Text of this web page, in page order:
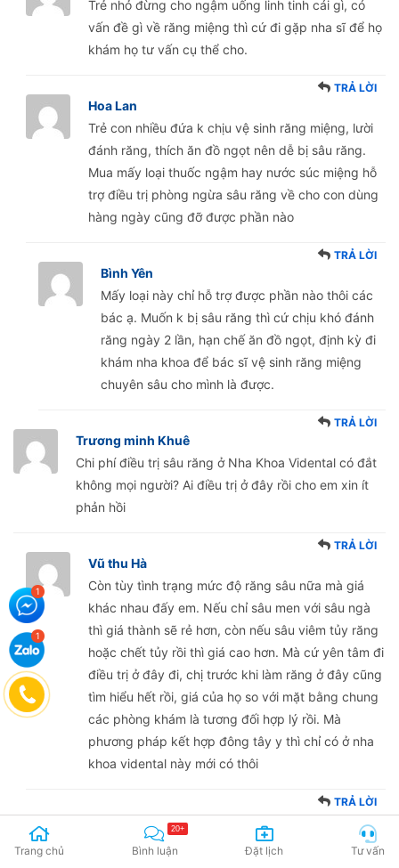
Trẻ nhỏ đừng cho ngậm uống linh tinh cái gì, có
vấn đề gì về răng miệng thì cứ đi gặp nha sĩ để họ
khám họ tư vấn cụ thể cho.
Hoa Lan
TRẢ LỜI
Trẻ con nhiều đứa k chịu vệ sinh răng miệng, lười
đánh răng, thích ăn đồ ngọt nên dễ bị sâu răng.
Mua mấy loại thuốc ngậm hay nước súc miệng hỗ
trợ điều trị phòng ngừa sâu răng về cho con dùng
hàng ngày cũng đỡ được phần nào
Bình Yên
TRẢ LỜI
Mấy loại này chỉ hỗ trợ được phần nào thôi các
bác ạ. Muốn k bị sâu răng thì cứ chịu khó đánh
răng ngày 2 lần, hạn chế ăn đồ ngọt, định kỳ đi
khám nha khoa để bác sĩ vệ sinh răng miệng
chuyên sâu cho mình là được.
Trương minh Khuê
TRẢ LỜI
Chi phí điều trị sâu răng ở Nha Khoa Vidental có đắt
không mọi người? Ai điều trị ở đây rồi cho em xin ít
phản hồi
Vũ thu Hà
TRẢ LỜI
Còn tùy tình trạng mức độ răng sâu nữa mà giá
khác nhau đấy em. Nếu chỉ sâu men với sâu ngà
thì giá thành sẽ rẻ hơn, còn nếu sâu viêm tủy răng
hoặc chết tủy rồi thì giá cao hơn. Mà cứ yên tâm đi
điều trị ở đây đi, chị trước khi làm răng ở đây cũng
tìm hiểu hết rồi, giá của họ so với mặt bằng chung
các phòng khám là tương đối hợp lý rồi. Mà
phương pháp kết hợp đông tây y thì chỉ có ở nha
khoa vidental này mới có thôi
Viện nha khoa Vidental
TRẢ LỜI
Chào bạn Khuê! Chi phí điều trị sâu răng của nha
Trang chủ Bình luận
20+
Đặt lịch Tư vấn